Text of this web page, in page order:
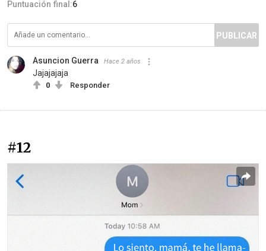
Puntuación final:6
PUBLICAR
Asuncion Guerra Hace 2 años
Jajajajaja
0 Responder
#12